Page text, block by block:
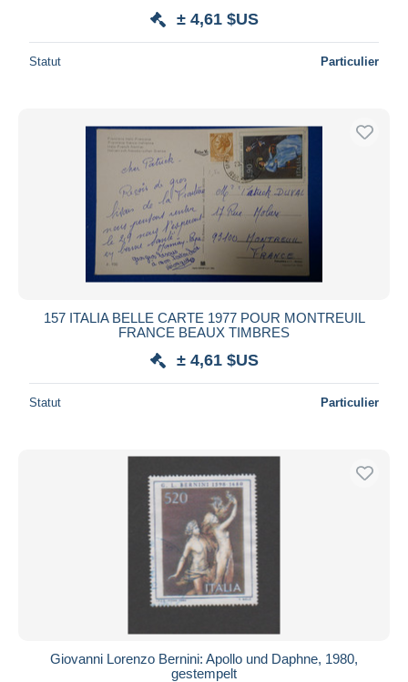
± 4,61 $US
Statut Particulier
157 ITALIA BELLE CARTE 1977 POUR MONTREUIL
FRANCE BEAUX TIMBRES
± 4,61 $US
Statut Particulier
Giovanni Lorenzo Bernini: Apollo und Daphne, 1980,
gestempelt